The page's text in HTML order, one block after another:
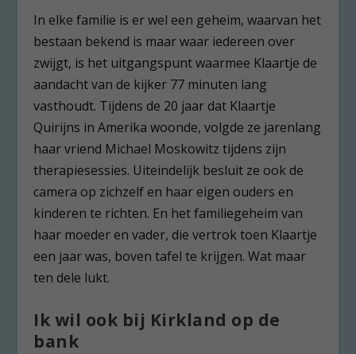
In elke familie is er wel een geheim, waarvan het
bestaan bekend is maar waar iedereen over
zwijgt, is het uitgangspunt waarmee Klaartje de
aandacht van de kijker 77 minuten lang
vasthoudt. Tijdens de 20 jaar dat Klaartje
Quirijns in Amerika woonde, volgde ze jarenlang
haar vriend Michael Moskowitz tijdens zijn
therapiesessies. Uiteindelijk besluit ze ook de
camera op zichzelf en haar eigen ouders en
kinderen te richten. En het familiegeheim van
haar moeder en vader, die vertrok toen Klaartje
een jaar was, boven tafel te krijgen. Wat maar
ten dele lukt.
Ik wil ook bij Kirkland op de
bank